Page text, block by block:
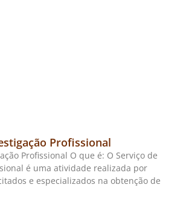
Profissional
Profissional O que é: O Serviço de
é uma atividade realizada por
e especializados na obtenção de